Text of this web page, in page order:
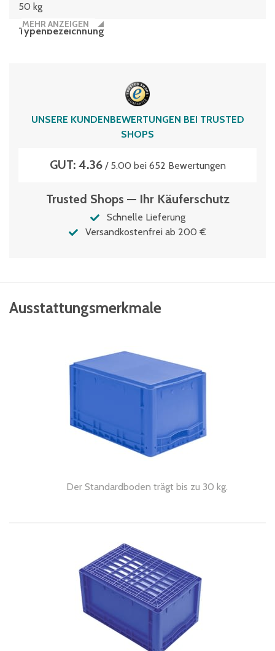
50 kg
Typen­be­zeich­nung
MEHR ANZEIGEN
UNSERE KUNDENBEWERTUNGEN BEI TRUSTED
SHOPS
GUT: 4.36/ 5.00 bei 652 Bewertungen
Trusted Shops — Ihr Käuferschutz
Schnelle Lieferung
Versandkostenfrei ab 200 €
Ausstattungsmerkmale
Der Standardboden trägt bis zu 30 kg.